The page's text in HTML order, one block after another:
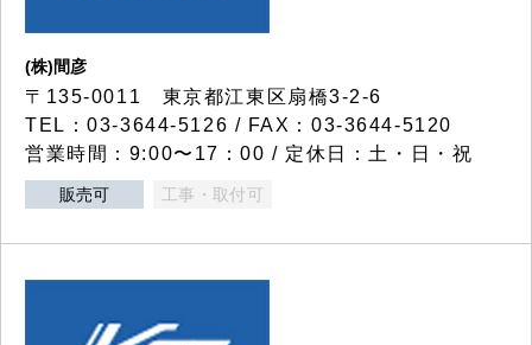
(株)間彦
〒135-0011 東京都江東区扇橋3-2-6
TEL：03-3644-5126 / FAX：03-3644-5120
営業時間：9:00〜17：00 / 定休日：土・日・祝
販売可 工事・取付可